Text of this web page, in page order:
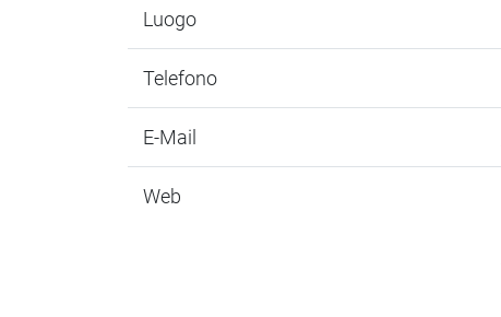
Luogo
Telefono
E-Mail
Web